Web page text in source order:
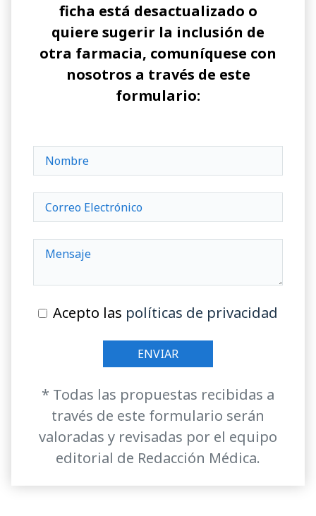
ficha está desactualizado o
quiere sugerir la inclusión de
otra farmacia, comuníquese con
nosotros a través de este
formulario:
Acepto las políticas de privacidad
* Todas las propuestas recibidas a
través de este formulario serán
valoradas y revisadas por el equipo
editorial de Redacción Médica.